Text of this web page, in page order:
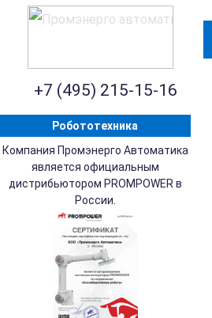
+7 (495) 215-15-16
Робототехника
Компания Промэнерго Автоматика
является официальным
дистрибьютором PROMPOWER в
России.